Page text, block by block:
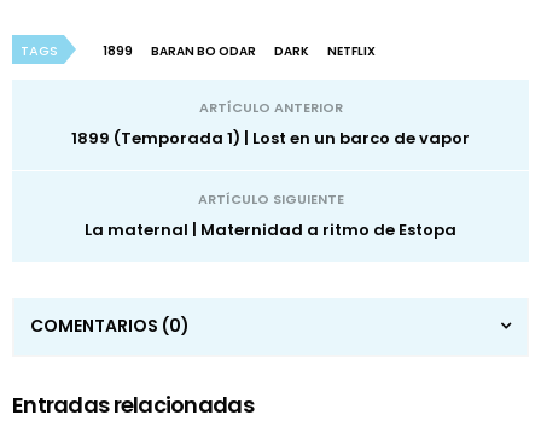
TAGS 1899 BARAN BO ODAR DARK NETFLIX
ARTÍCULO ANTERIOR
1899 (Temporada 1) | Lost en un barco de vapor
ARTÍCULO SIGUIENTE
La maternal | Maternidad a ritmo de Estopa
COMENTARIOS (0)
Entradas relacionadas